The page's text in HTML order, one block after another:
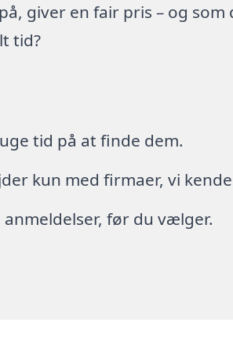
giver en fair pris – og som
tid?
tid på at finde dem.
kun med firmaer, vi
før du vælger.